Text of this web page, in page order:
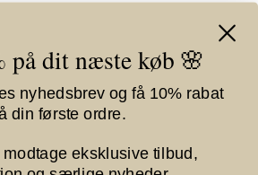
på dit næste køb 🌸
nyhedsbrev og få 10% rabat
din første ordre.
eksklusive tilbud,